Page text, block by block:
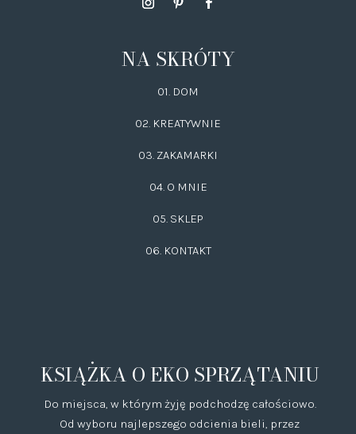
NA SKRÓTY
01. DOM
02. KREATYWNIE
03. ZAKAMARKI
04. O MNIE
05. SKLEP
06. KONTAKT
KSIĄŻKA O EKO SPRZĄTANIU
Do miejsca, w którym żyję podchodzę całościowo.
Od wyboru najlepszego odcienia bieli, przez